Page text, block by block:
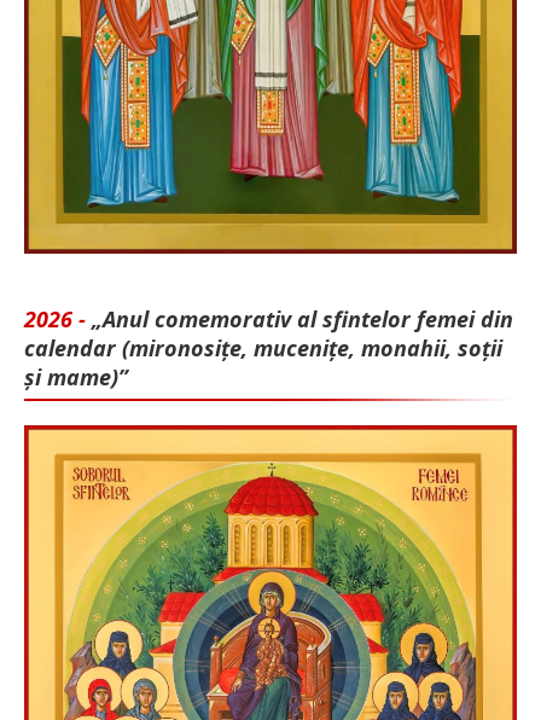
2026 - „Anul comemorativ al sfintelor femei din
calendar (mironosițe, mu­cenițe, monahii, soții
și mame)”